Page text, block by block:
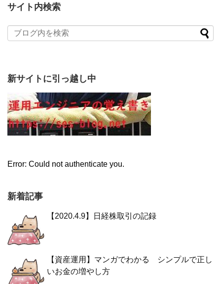
サイト内検索
新サイトに引っ越し中
Error: Could not authenticate you.
新着記事
【2020.4.9】日経株取引の記録
【資産運用】マンガでわかる シンプルで正し
いお金の増やし方